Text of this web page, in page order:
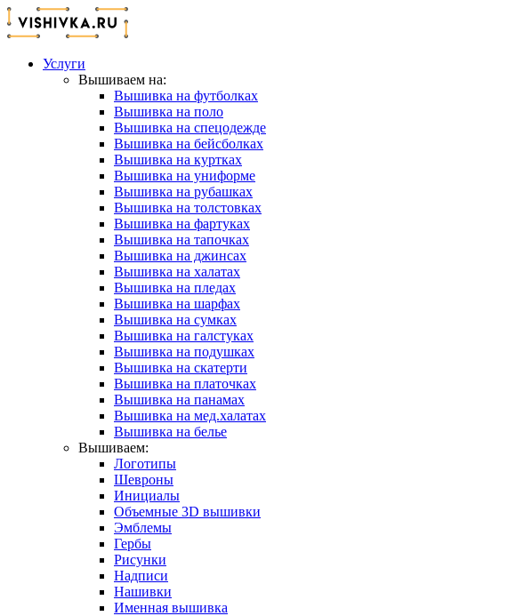
Услуги
Вышиваем на:
Вышивка на футболках
Вышивка на поло
Вышивка на спецодежде
Вышивка на бейсболках
Вышивка на куртках
Вышивка на униформе
Вышивка на рубашках
Вышивка на толстовках
Вышивка на фартуках
Вышивка на тапочках
Вышивка на джинсах
Вышивка на халатах
Вышивка на пледах
Вышивка на шарфах
Вышивка на сумках
Вышивка на галстуках
Вышивка на подушках
Вышивка на скатерти
Вышивка на платочках
Вышивка на панамах
Вышивка на мед.халатах
Вышивка на белье
Вышиваем:
Логотипы
Шевроны
Инициалы
Объемные 3D вышивки
Эмблемы
Гербы
Рисунки
Надписи
Нашивки
Именная вышивка